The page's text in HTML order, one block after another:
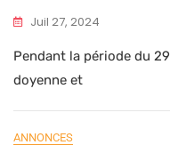
Juil 27, 2024
Pendant la période du
doyenne et
ANNONCES